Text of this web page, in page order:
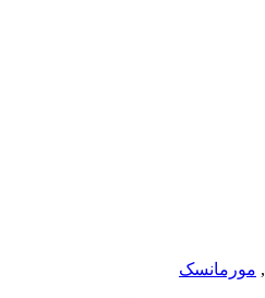
, مورمانسک